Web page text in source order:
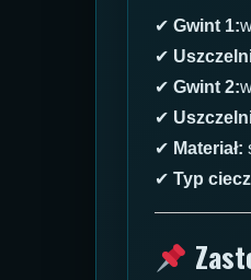
✔ Gwint 1:
✔
✔ Gwint 2:
✔
✔ Materiał:
✔ Typ